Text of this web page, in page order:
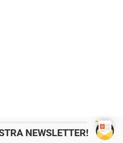
NEWSLETTER!